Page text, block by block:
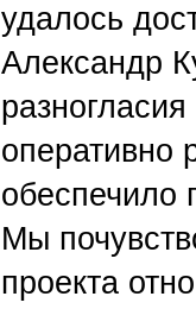
удалось
Александр
оперативно
обеспечило
Мы
проекта